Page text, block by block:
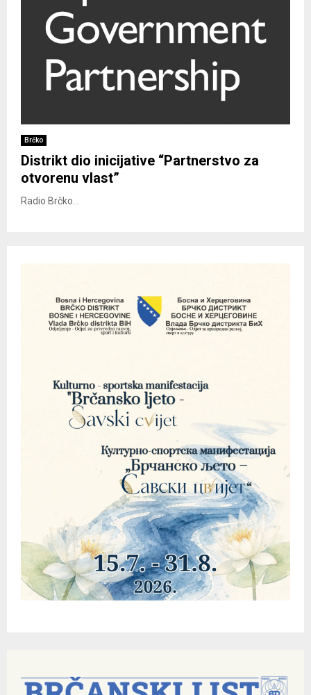
Brčko
Distrikt dio inicijative “Partnerstvo za
otvorenu vlast”
Radio Brčko...